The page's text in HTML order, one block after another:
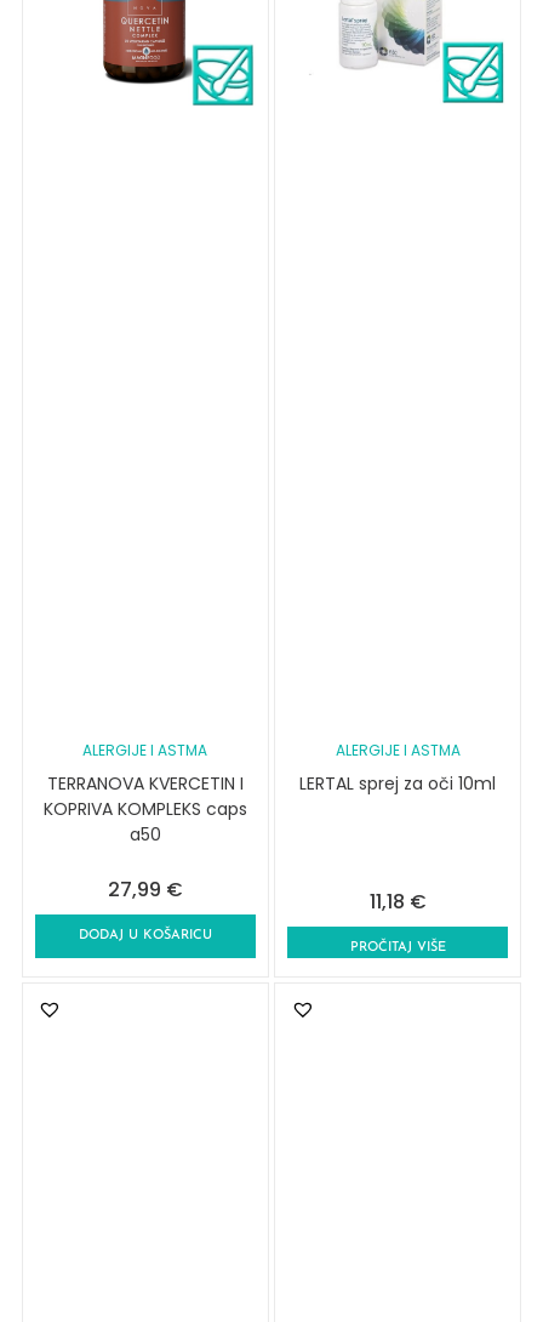
ALERGIJE I ASTMA
TERRANOVA KVERCETIN I
KOPRIVA KOMPLEKS caps
a50
27,99 €
DODAJ U KOŠARICU
ALERGIJE I ASTMA
LERTAL sprej za oči 10ml
11,18 €
PROČITAJ VIŠE